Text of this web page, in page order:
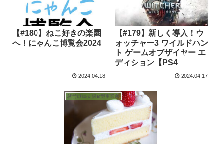
【#180】ねこ好きの楽園
へ！にゃんこ博覧会2024
2024.04.18
【#179】新しく導入！ウ
ォッチャー3 ワイルドハン
ト ゲームオブザイヤー エ
ディション【PS4
2024.04.17
就労継続支援B型事業所